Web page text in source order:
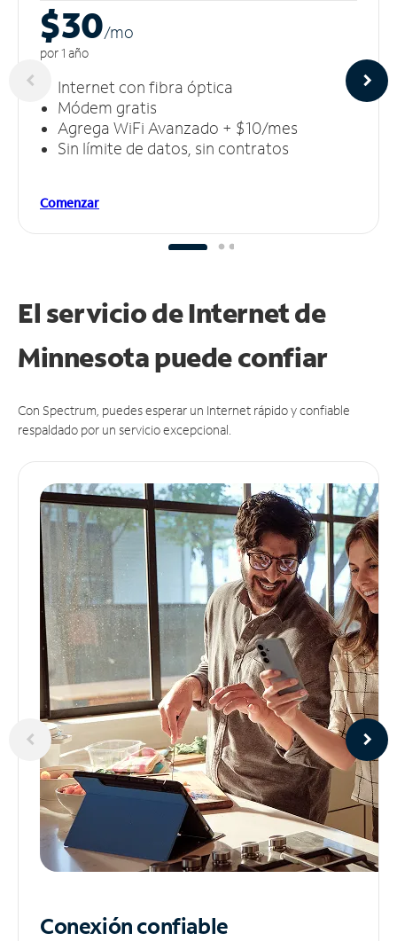
$30/mo
por 1 año
Internet con fibra óptica
Módem gratis
Agrega WiFi Avanzado + $10/mes
Sin límite de datos, sin contratos
Comenzar
El servicio de Internet de
Minnesota puedeconfiar
Con Spectrum, puedes esperar un Internet rápido y confiable
respaldado por un servicio excepcional.
Conexión confiable